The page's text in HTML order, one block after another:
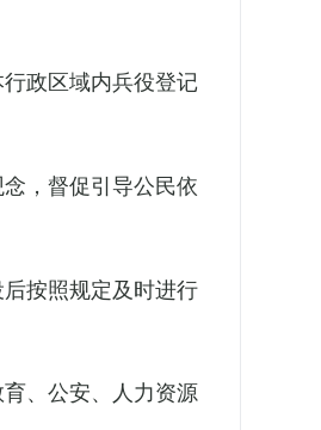
政区域内兵役登记
，督促引导公民依
按照规定及时进行
、公安、人力资源